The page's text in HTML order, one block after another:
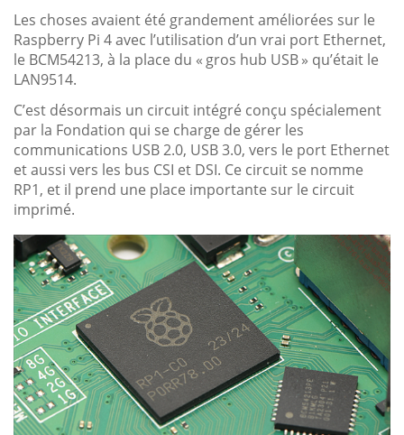
Les choses avaient été grandement améliorées sur le
Raspberry Pi 4 avec l’utilisation d’un vrai port Ethernet,
le BCM54213, à la place du « gros hub USB » qu’était le
LAN9514.
C’est désormais un circuit intégré conçu spécialement
par la Fondation qui se charge de gérer les
communications USB 2.0, USB 3.0, vers le port Ethernet
et aussi vers les bus CSI et DSI. Ce circuit se nomme
RP1, et il prend une place importante sur le circuit
imprimé.